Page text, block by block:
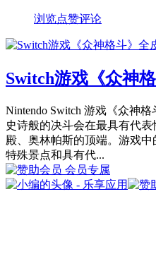
浏览点赞评论
Switch游戏《众神
Nintendo Switch 游戏《众神
史诗般的决斗会在最具有代
殿、奥林帕斯的顶端。游戏
特殊景点和具有代...
会员专属